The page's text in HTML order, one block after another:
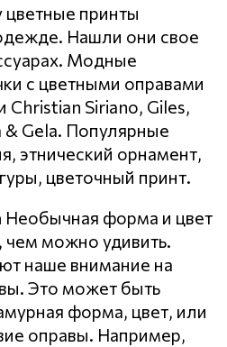
цветные принты
Нашли они свое
Модные
с цветными оправами
Christian Siriano, Giles,
& Gela. Популярные
этнический орнамент,
цветочный принт.
Необычная форма и цвет
чем можно удивить.
наше внимание на
Это может быть
форма, цвет, или
оправы. Например,